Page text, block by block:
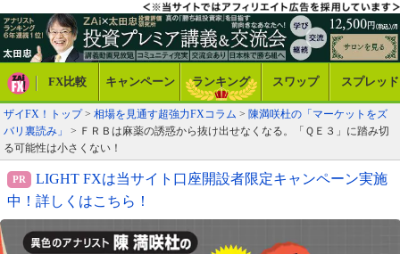
FX比較 キャンペーン ランキング スワップ スプレッド
ザイFX！トップ> 相場を見通す超強力FXコラム > 陳満咲杜の「マーケットをズ
バリ裏読み」
> ＦＲＢは麻薬の誘惑から抜け出せなくなる。「ＱＥ３」に踏み切
る可能性は小さくない！
LIGHT FXは当サイト口座開設者限定キャンペーン実施
中！詳しくはこちら！